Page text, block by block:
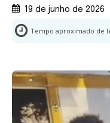
19 de junho de 2026
Tempo aproximado de